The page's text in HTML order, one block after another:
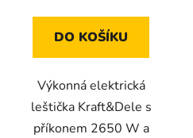
DO KOŠÍKU
Výkonná elektrická
leštička Kraft&Dele s
příkonem 2650 W a